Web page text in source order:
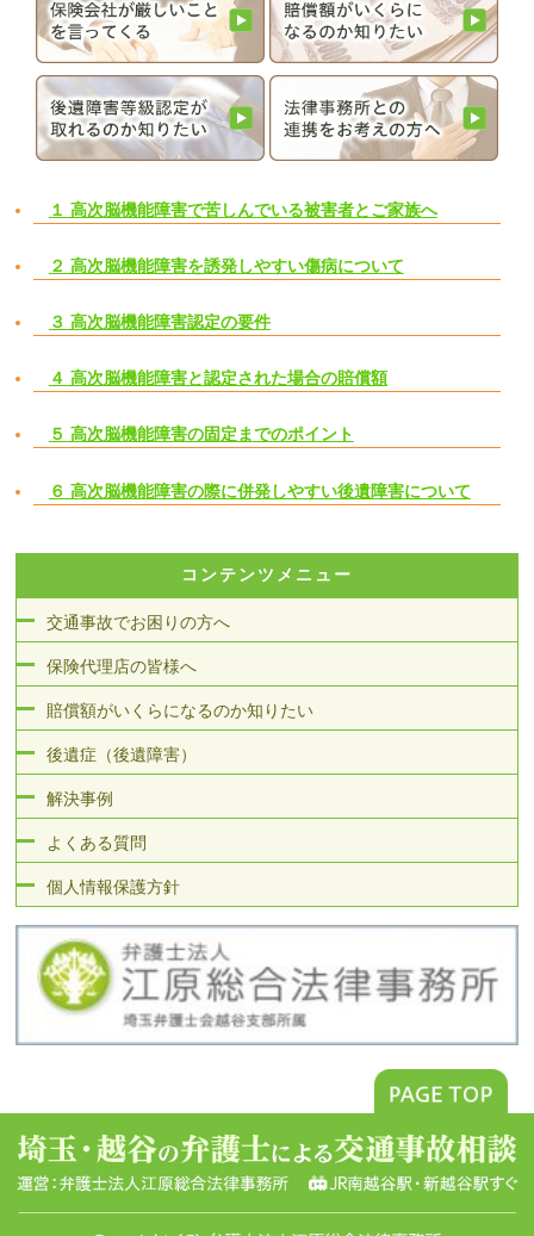
１ 高次脳機能障害で苦しんでいる被害者とご家族へ
２ 高次脳機能障害を誘発しやすい傷病について
３ 高次脳機能障害認定の要件
４ 高次脳機能障害と認定された場合の賠償額
５ 高次脳機能障害の固定までのポイント
６ 高次脳機能障害の際に併発しやすい後遺障害について
コンテンツメニュー
交通事故でお困りの方へ
保険代理店の皆様へ
賠償額がいくらになるのか知りたい
後遺症（後遺障害）
解決事例
よくある質問
個人情報保護方針